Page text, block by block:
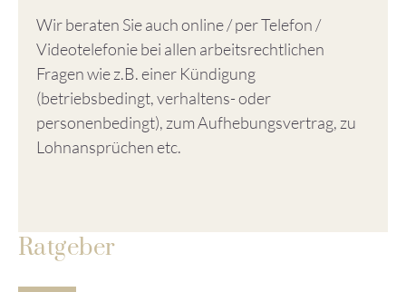
Wir beraten Sie auch online / per Telefon /
Videotelefonie bei allen arbeitsrechtlichen
Fragen wie z.B. einer Kündigung
(betriebsbedingt, verhaltens- oder
personenbedingt), zum Aufhebungsvertrag, zu
Lohnansprüchen etc.
Ratgeber